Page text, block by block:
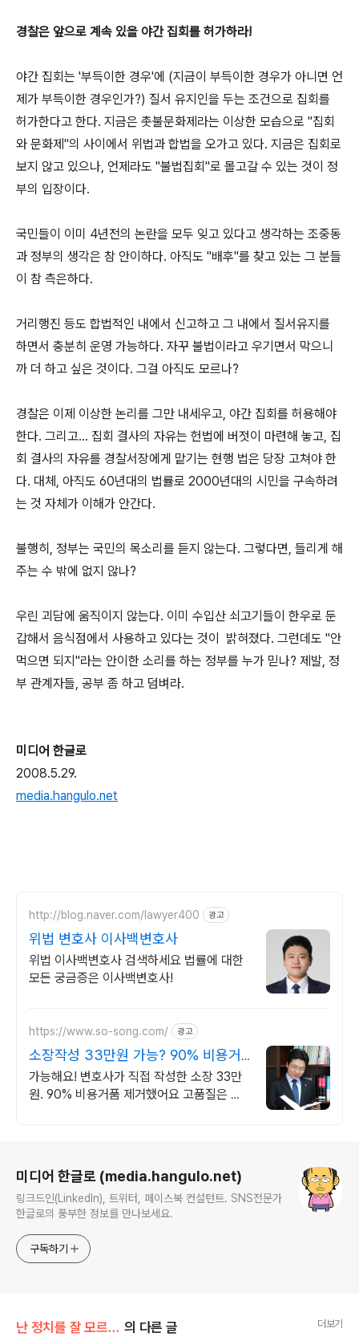
경찰은 앞으로 계속 있을 야간 집회를 허가하라!
야간 집회는 '부득이한 경우'에 (지금이 부득이한 경우가 아니면 언
제가 부득이한 경우인가?) 질서 유지인을 두는 조건으로 집회를
허가한다고 한다. 지금은 촛불문화제라는 이상한 모습으로 "집회
와 문화제"의 사이에서 위법과 합법을 오가고 있다. 지금은 집회로
보지 않고 있으나, 언제라도 "불법집회"로 몰고갈 수 있는 것이 정
부의 입장이다.
국민들이 이미 4년전의 논란을 모두 잊고 있다고 생각하는 조중동
과 정부의 생각은 참 안이하다. 아직도 "배후"를 찾고 있는 그 분들
이 참 측은하다.
거리행진 등도 합법적인 내에서 신고하고 그 내에서 질서유지를
하면서 충분히 운영 가능하다. 자꾸 불법이라고 우기면서 막으니
까 더 하고 싶은 것이다. 그걸 아직도 모르나?
경찰은 이제 이상한 논리를 그만 내세우고, 야간 집회를 허용해야
한다. 그리고... 집회 결사의 자유는 헌법에 버젓이 마련해 놓고, 집
회 결사의 자유를 경찰서장에게 맡기는 현행 법은 당장 고쳐야 한
다. 대체, 아직도 60년대의 법률로 2000년대의 시민을 구속하려
는 것 자체가 이해가 안간다.
불행히, 정부는 국민의 목소리를 듣지 않는다. 그렇다면, 들리게 해
주는 수 밖에 없지 않나?
우린 괴담에 움직이지 않는다. 이미 수입산 쇠고기들이 한우로 둔
갑해서 음식점에서 사용하고 있다는 것이 밝혀졌다. 그런데도 "안
먹으면 되지"라는 안이한 소리를 하는 정부를 누가 믿나? 제발, 정
부 관계자들, 공부 좀 하고 덤벼라.
미디어 한글로
2008.5.29.
media.hangulo.net
http://blog.naver.com/lawyer400 광고
위법 변호사 이사백변호사
위법 이사백변호사 검색하세요 법률에 대한
모든 궁금증은 이사백변호사!
https://www.so-song.com/ 광고
소장작성 33만원 가능? 90% 비용거
품 제거
가능해요! 변호사가 직접 작성한 소장 33만
원. 90% 비용거품 제거했어요 고품질은 그
미디어 한글로 (media.hangulo.net)
링크드인(LinkedIn), 트위터, 페이스북 컨설턴트. SNS전문가
한글로의 풍부한 정보를 만나보세요.
구독하기
난 정치를 잘 모르지만 의 다른 글 더보기